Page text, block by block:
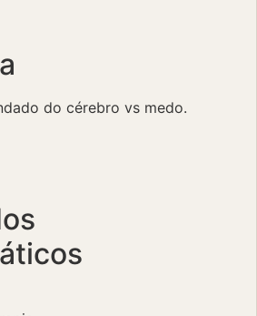
do cérebro vs medo.